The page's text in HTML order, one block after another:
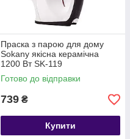
Праска з парою для дому
Sokany якісна керамічна
1200 Вт SK-119
Готово до відправки
739 ₴
Купити